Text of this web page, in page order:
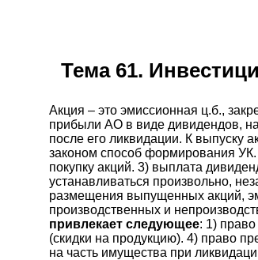
Тема 61.
Акция – это эмиссионная ц.б.,
прибыли АО в виде дивидендов,
после его ликвидации. К выпуску
законом способ формирования
покупку акций. 3) выплата
устанавливаться произвольно,
размещения выпущенных акций,
производственных и
привлекает следующее: 1) право
(скидки на продукцию). 4) право
на часть имущества при